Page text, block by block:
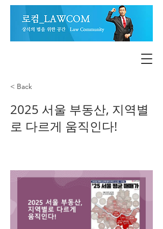
< Back
2025 서울 부동산, 지역별
로 다르게 움직인다!